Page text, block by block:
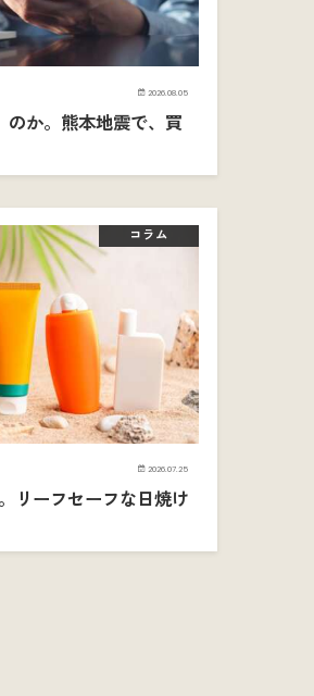
2026.08.05
のか。熊本地震で、買
コラム
2026.07.25
リーフセーフな日焼け